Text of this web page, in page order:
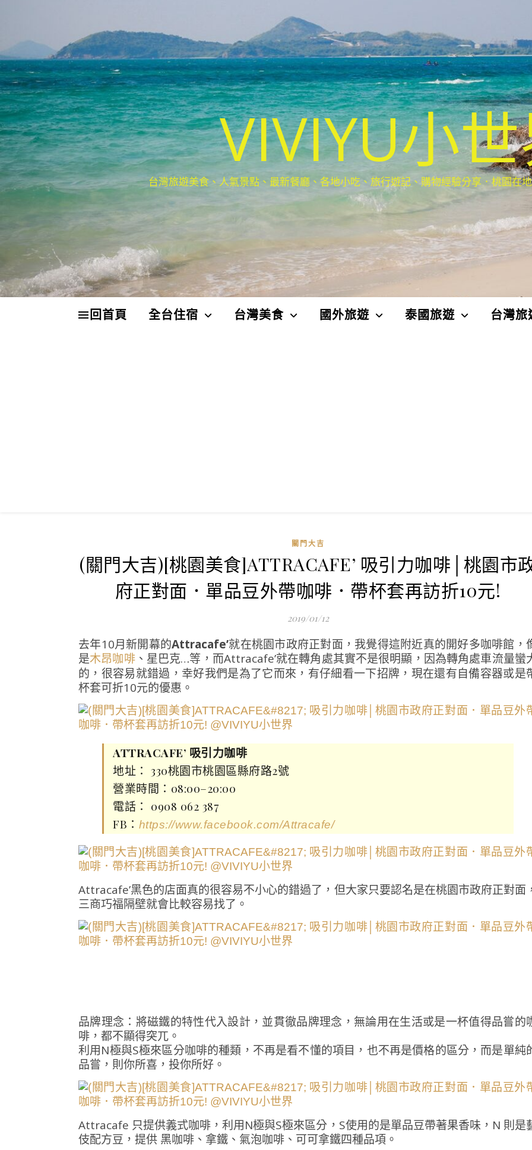
VIVIYU小
台灣旅遊美食、人氣景點、最新餐廳、各地小吃、旅行遊記、購物經驗分享．桃園在
回首頁 全台住宿 台灣美食 國外旅遊 泰國旅遊 台灣旅
關門大吉
(關門大吉)[桃園美食]ATTRACAFE’ 吸引力咖啡│桃園市
府正對面．單品豆外帶咖啡．帶杯套再訪折10元!
2019/01/12
去年10月新開幕的Attracafe’就在桃園市政府正對面，我覺得這附近真的開好多咖啡館，
是木昂咖啡、星巴克…等，而Attracafe’就在轉角處其實不是很明顯，因為轉角處車流量蠻
的，很容易就錯過，幸好我們是為了它而來，有仔細看一下招牌，現在還有自備容器或是
杯套可折10元的優惠。
ATTRACAFE’ 吸引力咖啡
地址： 330桃園市桃園區縣府路2號
營業時間：08:00–20:00
電話： 0908 062 387
FB： https://www.facebook.com/Attracafe/
Attracafe’黑色的店面真的很容易不小心的錯過了，但大家只要認名是在桃園市政府正對面
三商巧福隔壁就會比較容易找了。
品牌理念：將磁鐵的特性代入設計，並貫徹品牌理念，無論用在生活或是一杯值得品嘗的
啡，都不顯得突兀。
利用N極與S極來區分咖啡的種類，不再是看不懂的項目，也不再是價格的區分，而是單純
品嘗，則你所喜，投你所好。
Attracafe 只提供義式咖啡，利用N極與S極來區分，S使用的是單品豆帶著果香味，N 則是
伎配方豆，提供 黑咖啡、拿鐵、氣泡咖啡、可可拿鐵四種品項。